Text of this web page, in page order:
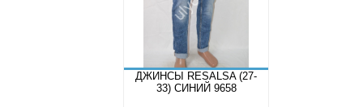
ДЖИНСЫ RESALSA (27-
33) СИНИЙ 9658